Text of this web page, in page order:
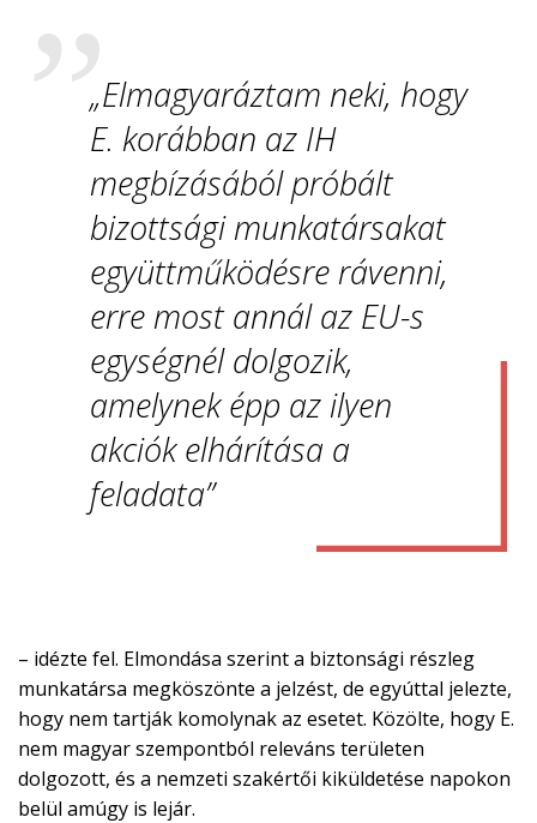
„Elmagyaráztam neki, hogy
E. korábban az IH
megbízásából próbált
bizottsági munkatársakat
együttműködésre rávenni,
erre most annál az EU-s
egységnél dolgozik,
amelynek épp az ilyen
akciók elhárítása a
feladata”
– idézte fel. Elmondása szerint a biztonsági részleg
munkatársa megköszönte a jelzést, de egyúttal jelezte,
hogy nem tartják komolynak az esetet. Közölte, hogy E.
nem magyar szempontból releváns területen
dolgozott, és a nemzeti szakértői kiküldetése napokon
belül amúgy is lejár.